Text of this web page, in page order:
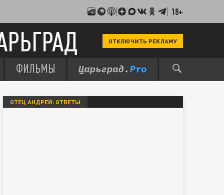
18+
ОТКЛЮЧИТЬ РЕКЛАМУ
ФИЛЬМЫ
ОТЕЦ АНДРЕЙ: ОТВЕТЫ